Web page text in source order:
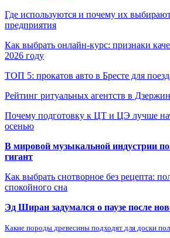
Где используются и почему их
предприятия
Как выбрать онлайн-курс: признаки
2026 году
ТОП 5: прокатов авто в Бресте для
Рейтинг ритуальных агентств в
Почему подготовку к ЦТ и ЦЭ лучше
осенью
В мировой музыкальной индустрии
гигант
Как выбрать снотворное без рецепта:
спокойного сна
Эд Ширан задумался о паузе после
Какие породы древесины подходят для доски